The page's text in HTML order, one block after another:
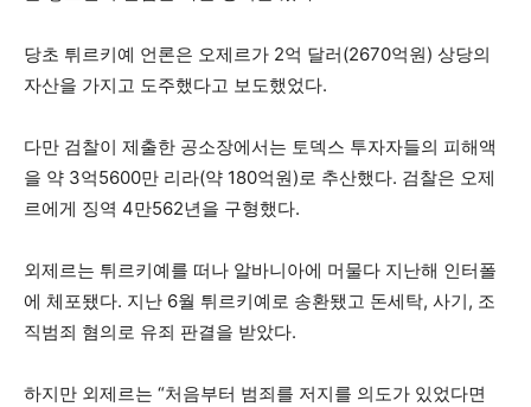
당초 튀르키예 언론은 오제르가 2억 달러(2670억원) 상당의
자산을 가지고 도주했다고 보도했었다.
다만 검찰이 제출한 공소장에서는 토덱스 투자자들의 피해액
을 약 3억5600만 리라(약 180억원)로 추산했다. 검찰은 오제
르에게 징역 4만562년을 구형했다.
외제르는 튀르키예를 떠나 알바니아에 머물다 지난해 인터폴
에 체포됐다. 지난 6월 튀르키예로 송환됐고 돈세탁, 사기, 조
직범죄 혐의로 유죄 판결을 받았다.
하지만 외제르는 “처음부터 범죄를 저지를 의도가 있었다면